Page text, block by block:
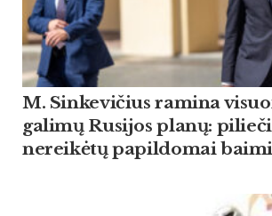
M. Sinkevičius ramina
galimų Rusijos planų:
nereikėtų papildomai